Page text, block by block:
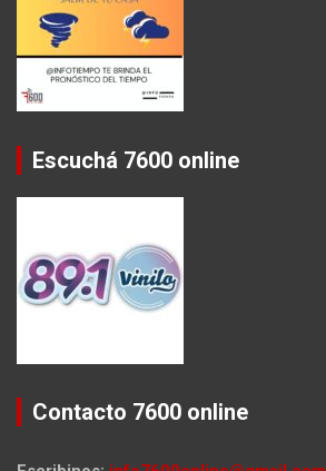
Escuchá 7600 online
Contacto 7600 online